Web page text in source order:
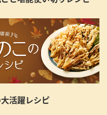
活躍レシピ